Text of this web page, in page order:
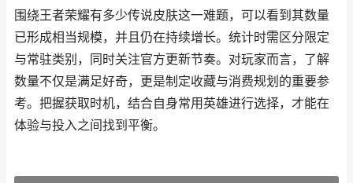
围绕王者荣耀有多少传说皮肤这一难题，可以看到其数量
已形成相当规模，并且仍在持续增长。统计时需区分限定
与常驻类别，同时关注官方更新节奏。对玩家而言，了解
数量不仅是满足好奇，更是制定收藏与消费规划的重要参
考。把握获取时机，结合自身常用英雄进行选择，才能在
体验与投入之间找到平衡。